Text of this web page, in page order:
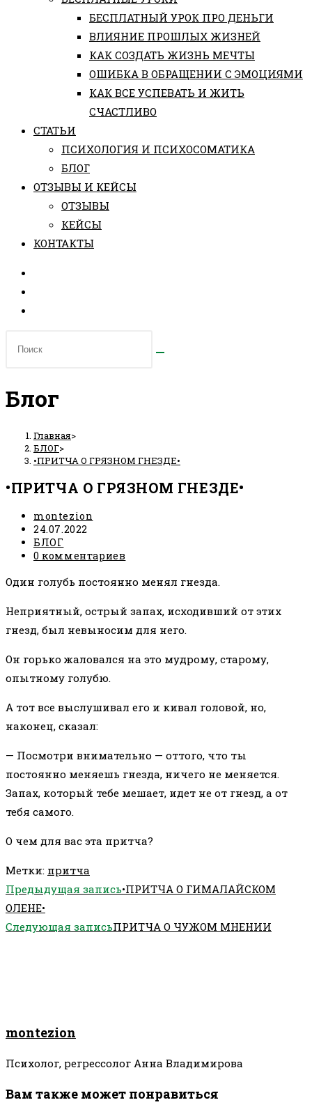
БЕСПЛАТНЫЙ УРОК ПРО ДЕНЬГИ
ВЛИЯНИЕ ПРОШЛЫХ ЖИЗНЕЙ
КАК СОЗДАТЬ ЖИЗНЬ МЕЧТЫ
ОШИБКА В ОБРАЩЕНИИ С ЭМОЦИЯМИ
КАК ВСЕ УСПЕВАТЬ И ЖИТЬ
СЧАСТЛИВО
СТАТЬИ
ПCИХОЛОГИЯ И ПСИХОСОМАТИКА
БЛОГ
ОТЗЫВЫ И КЕЙСЫ
ОТЗЫВЫ
КЕЙСЫ
КОНТАКТЫ
Блог
Главная>
БЛОГ>
•ПРИТЧА О ГРЯЗНОМ ГНЕЗДЕ•
•ПРИТЧА О ГРЯЗНОМ ГНЕЗДЕ•
Автор
записи:
montezion
Запись
опубликована:
24.07.2022
Рубрика
записи:
БЛОГ
Комментарии
записи:
0 комментариев
Один голубь постоянно менял гнезда.
Неприятный, острый запах, исходивший от этих
гнезд, был невыносим для него.
Он горько жаловался на это мудрому, старому,
опытному голубю.
А тот все выслушивал его и кивал головой, но,
наконец, сказал:
— Посмотри внимательно — оттого, что ты
постоянно меняешь гнезда, ничего не меняется.
Запах, который тебе мешает, идет не от гнезд, а от
тебя самого.
О чем для вас эта притча?
Метки: притча
Еще
статьи
Предыдущая запись•ПРИТЧА О ГИМАЛАЙСКОМ
ОЛЕНЕ•
Следующая записьПРИТЧА О ЧУЖОМ МНЕНИИ
montezion
Психолог, регрессолог Анна Владимирова
Вам также может понравиться